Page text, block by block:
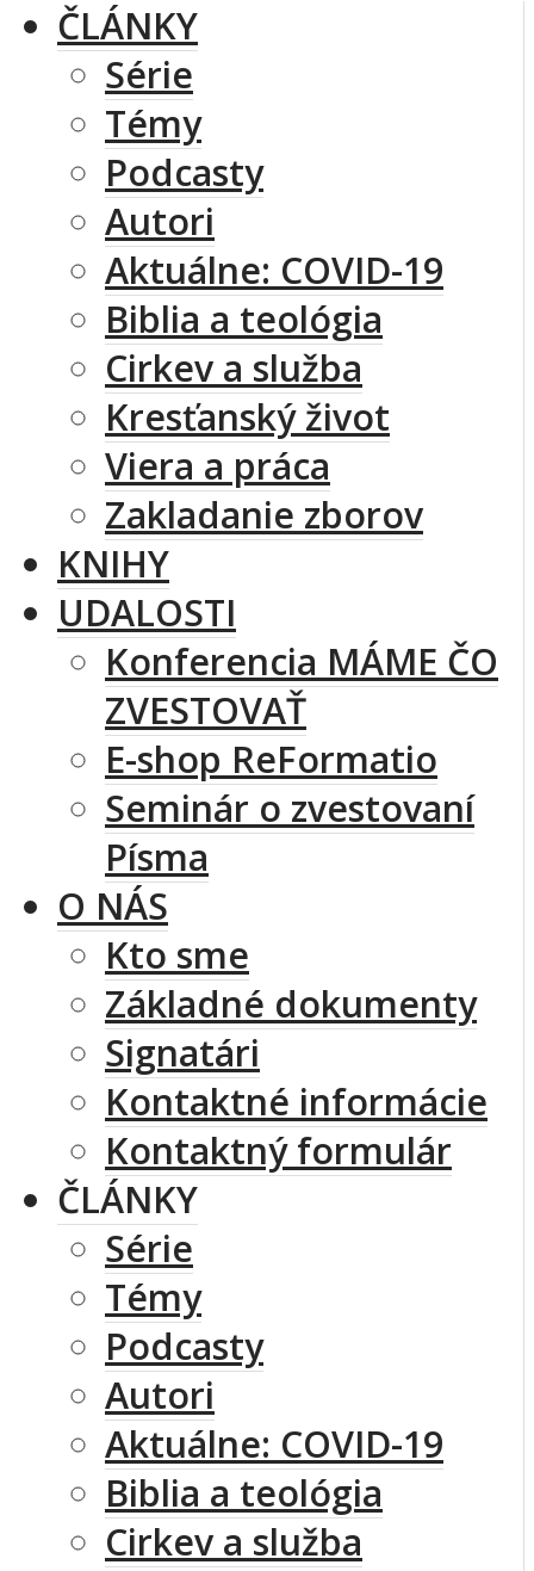
ČLÁNKY
Série
Témy
Podcasty
Autori
Aktuálne: COVID-19
Biblia a teológia
Cirkev a služba
Kresťanský život
Viera a práca
Zakladanie zborov
KNIHY
UDALOSTI
Konferencia MÁME ČO
ZVESTOVAŤ
E-shop ReFormatio
Seminár o zvestovaní
Písma
O NÁS
Kto sme
Základné dokumenty
Signatári
Kontaktné informácie
Kontaktný formulár
ČLÁNKY
Série
Témy
Podcasty
Autori
Aktuálne: COVID-19
Biblia a teológia
Cirkev a služba